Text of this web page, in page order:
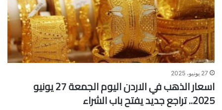
27 يونيو، 2025
اسعار الذهب في الاردن اليوم الجمعة 27 يونيو
2025.. تراجع جديد يفتح باب الشراء